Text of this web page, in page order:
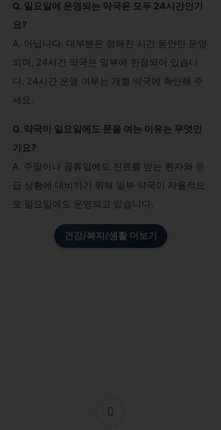
Q. 일요일에 운영되는 약국은 모두 24시간인가
요?
A. 아닙니다. 대부분은 정해진 시간 동안만 운영
되며, 24시간 약국은 일부에 한정되어 있습니
다. 24시간 운영 여부는 개별 약국에 확인해 주
세요.
Q. 약국이 일요일에도 문을 여는 이유는 무엇인
가요?
A. 주말이나 공휴일에도 진료를 받는 환자와 응
급 상황에 대비하기 위해 일부 약국이 자율적으
로 일요일에도 운영되고 있습니다.
건강/복지/생활 더보기
0